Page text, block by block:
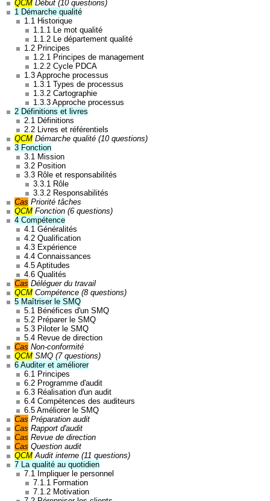
Bons points : vidéos. Stéphane. 11/08/2021 ⭐⭐⭐⭐
Formation claire. Marc-Eddy. 29/07/2021 ⭐⭐⭐⭐
Bons points : Informations importantes. Tout était
parfait. Marwa. 07/05/2021 ⭐⭐⭐⭐⭐
Formation générale structurée qui aborde tous les
sujets de la qualité. La présence de vidéos,
citations, petits jeux permet de rendre le contenu
interactif et agréable à lire. Marjorie. 07/05/2021
⭐⭐⭐⭐⭐
Balaie efficacement les sujets qui peuvent être
creusé par ailleurs. Marjorie. 19/04/2021 ⭐⭐⭐⭐⭐
QCM Début (10 questions)
1 Démarche qualité
1.1 Historique
1.1.1 Le mot qualité
1.1.2 Le département qualité
1.2 Principes
1.2.1 Principes de management
1.2.2 Cycle PDCA
1.3 Approche processus
1.3.1 Types de processus
1.3.2 Cartographie
1.3.3 Approche processus
2 Définitions et livres
2.1 Définitions
2.2 Livres et référentiels
QCM Démarche qualité (10 questions)
3 Fonction
3.1 Mission
3.2 Position
3.3 Rôle et responsabilités
3.3.1 Rôle
3.3.2 Responsabilités
Cas Priorité tâches
QCM Fonction (6 questions)
4 Compétence
4.1 Généralités
4.2 Qualification
4.3 Expérience
4.4 Connaissances
4.5 Aptitudes
4.6 Qualités
Cas Déléguer du travail
QCM Compétence (8 questions)
5 Maîtriser le SMQ
5.1 Bénéfices d'un SMQ
5.2 Préparer le SMQ
5.3 Piloter le SMQ
5.4 Revue de direction
Cas Non-conformité
QCM SMQ (7 questions)
6 Auditer et améliorer
6.1 Principes
6.2 Programme d'audit
6.3 Réalisation d'un audit
6.4 Compétences des auditeurs
6.5 Améliorer le SMQ
Cas Préparation audit
Cas Rapport d'audit
Cas Revue de direction
Cas Question audit
QCM Audit interne (11 questions)
7 La qualité au quotidien
7.1 Impliquer le personnel
7.1.1 Formation
7.1.2 Motivation